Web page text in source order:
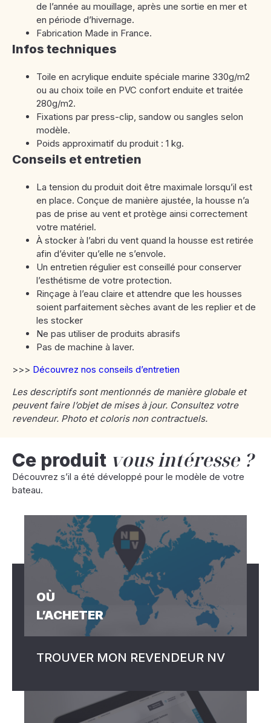
de l’année au mouillage, après une sortie en mer et
en période d’hivernage.
Fabrication Made in France.
Infos techniques
Toile en acrylique enduite spéciale marine 330g/m2
ou au choix toile en PVC confort enduite et traitée
280g/m2.
Fixations par press-clip, sandow ou sangles selon
modèle.
Poids approximatif du produit : 1 kg.
Conseils et entretien
La tension du produit doit être maximale lorsqu’il est
en place. Conçue de manière ajustée, la housse n’a
pas de prise au vent et protège ainsi correctement
votre matériel.
À stocker à l’abri du vent quand la housse est retirée
afin d’éviter qu’elle ne s’envole.
Un entretien régulier est conseillé pour conserver
l’esthétisme de votre protection.
Rinçage à l’eau claire et attendre que les housses
soient parfaitement sèches avant de les replier et de
les stocker
Ne pas utiliser de produits abrasifs
Pas de machine à laver.
>>> Découvrez nos conseils d’entretien
Les descriptifs sont mentionnés de manière globale et
peuvent faire l’objet de mises à jour. Consultez votre
revendeur. Photo et coloris non contractuels.
Ce produit vous intéresse ?
Découvrez s’il a été développé pour le modèle de votre
bateau.
OÙ
L’ACHETER
TROUVER MON REVENDEUR NV